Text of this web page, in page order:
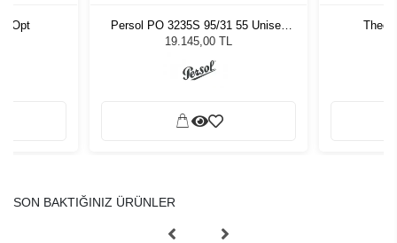
Opt
Persol PO 3235S 95/31 55 Unisex
Güneş Gözlüğü
19.145,00 TL
Theo
SON BAKTIĞINIZ ÜRÜNLER